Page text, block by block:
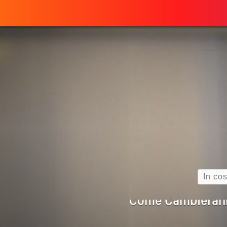
Search
Quando
Come
Cos’è La
Come
Quale Sarà Il Futuro Della